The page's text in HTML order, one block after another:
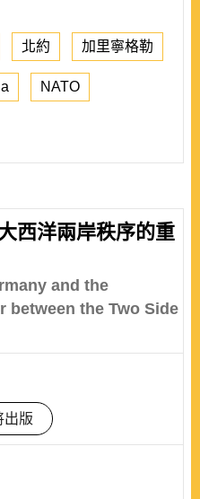
北約 加里寧格勒
NATO
西洋兩岸秩序的重
and the
between the Two Side
出版